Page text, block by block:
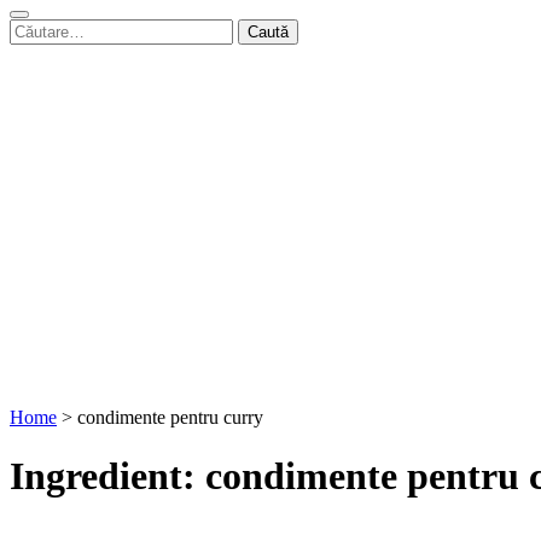
Caută
după:
Home > condimente pentru curry
Ingredient: condimente pentru